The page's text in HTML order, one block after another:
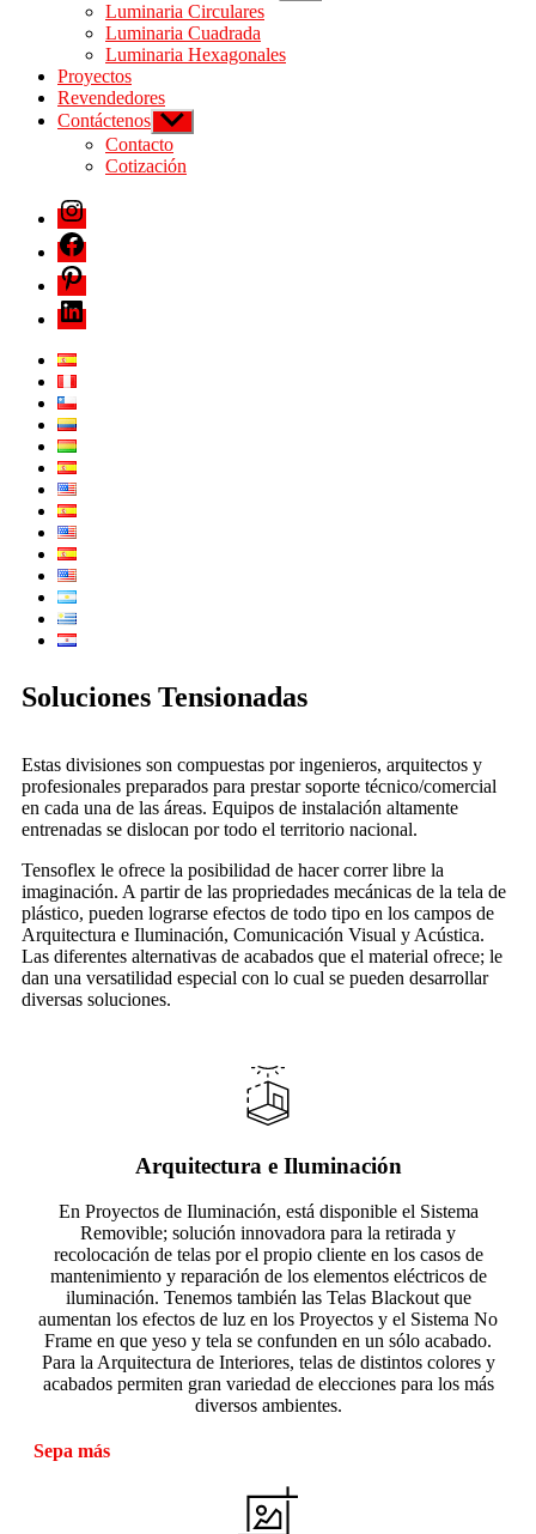
Luminaria Circulares
Luminaria Cuadrada
Luminaria Hexagonales
Proyectos
Revendedores
Contáctenos
Contacto
Cotización
Soluciones Tensionadas
Estas divisiones son compuestas por ingenieros, arquitectos y
profesionales preparados para prestar soporte técnico/comercial
en cada una de las áreas. Equipos de instalación altamente
entrenadas se dislocan por todo el territorio nacional.
Tensoflex le ofrece la posibilidad de hacer correr libre la
imaginación. A partir de las propriedades mecánicas de la tela de
plástico, pueden lograrse efectos de todo tipo en los campos de
Arquitectura e Iluminación, Comunicación Visual y Acústica.
Las diferentes alternativas de acabados que el material ofrece; le
dan una versatilidad especial con lo cual se pueden desarrollar
diversas soluciones.
Arquitectura e Iluminación
En Proyectos de Iluminación, está disponible el Sistema
Removible; solución innovadora para la retirada y
recolocación de telas por el propio cliente en los casos de
mantenimiento y reparación de los elementos eléctricos de
iluminación. Tenemos también las Telas Blackout que
aumentan los efectos de luz en los Proyectos y el Sistema No
Frame en que yeso y tela se confunden en un sólo acabado.
Para la Arquitectura de Interiores, telas de distintos colores y
acabados permiten gran variedad de elecciones para los más
diversos ambientes.
Sepa más